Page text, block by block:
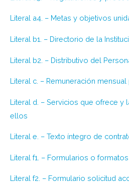
Literal a4. – Metas y objetivos
Literal b1. – Directorio de la
Literal b2. – Distributivo del
Literal c. – Remuneración
Literal d. – Servicios que ofrece y
ellos
Literal e. – Texto íntegro de
Literal f1. – Formularios o
Literal f2. – Formulario solicitud